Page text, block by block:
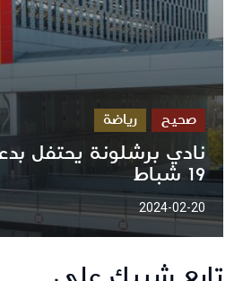
صحيح رياضة
نادي برشلونة يحتفل
19 شباط
2024-02-20